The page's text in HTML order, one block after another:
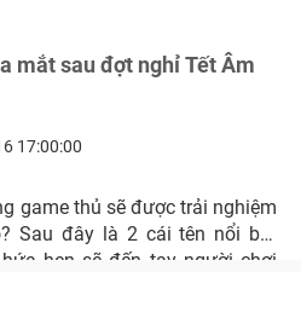
mắt sau đợt nghỉ Tết Âm
17:00:00
game thủ sẽ được trải nghiệm
Sau đây là 2 cái tên nổi bật
hẹn sẽ đến tay người chơi